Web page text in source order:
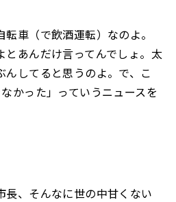
転車（で飲酒運転）なのよ。
とあんだけ言ってんでしょ。太
してると思うのよ。で、こ
かった」っていうニュースを
長、そんなに世の中甘くない